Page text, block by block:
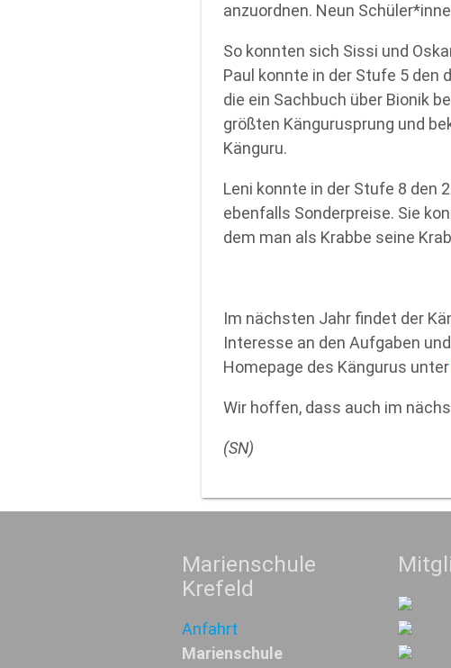
anzuordnen. Neun
So konnten sich Sissi und
Paul konnte in der Stufe 5 den
die ein Sachbuch über Bionik
größten Kängurusprung und
Känguru.
Leni konnte in der Stufe 8 den
ebenfalls Sonderpreise. Sie
dem man als Krabbe seine
Im nächsten Jahr findet der
Interesse an den Aufgaben
Homepage des Kängurus unter
Wir hoffen, dass auch im
(SN)
Marienschule
Krefeld
Anfahrt
Marienschule